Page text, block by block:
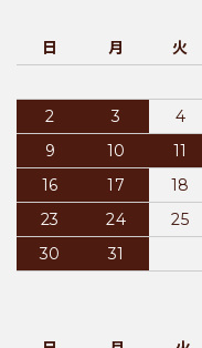
日
月 火
2
3 4
9
10 11
16
17 18
23
24 25
30
31